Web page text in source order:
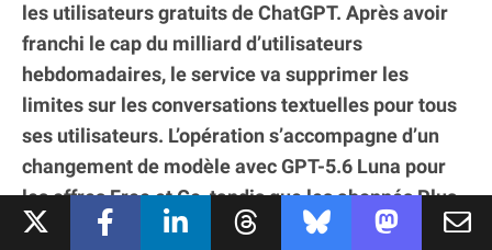
les utilisateurs gratuits de ChatGPT. Après avoir
franchi le cap du milliard d’utilisateurs
hebdomadaires, le service va supprimer les
limites sur les conversations textuelles pour tous
ses utilisateurs. L’opération s’accompagne d’un
changement de modèle avec GPT-5.6 Luna pour
les offres Free et Go, tandis que les abonnés Plus
et Pro bénéficient d’une version améliorée de